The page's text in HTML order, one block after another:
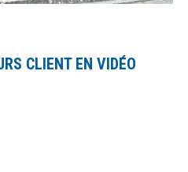
CLIENT EN VIDÉO